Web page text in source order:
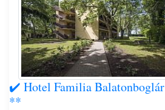
✔️ Hotel Familia Balatonboglár
**